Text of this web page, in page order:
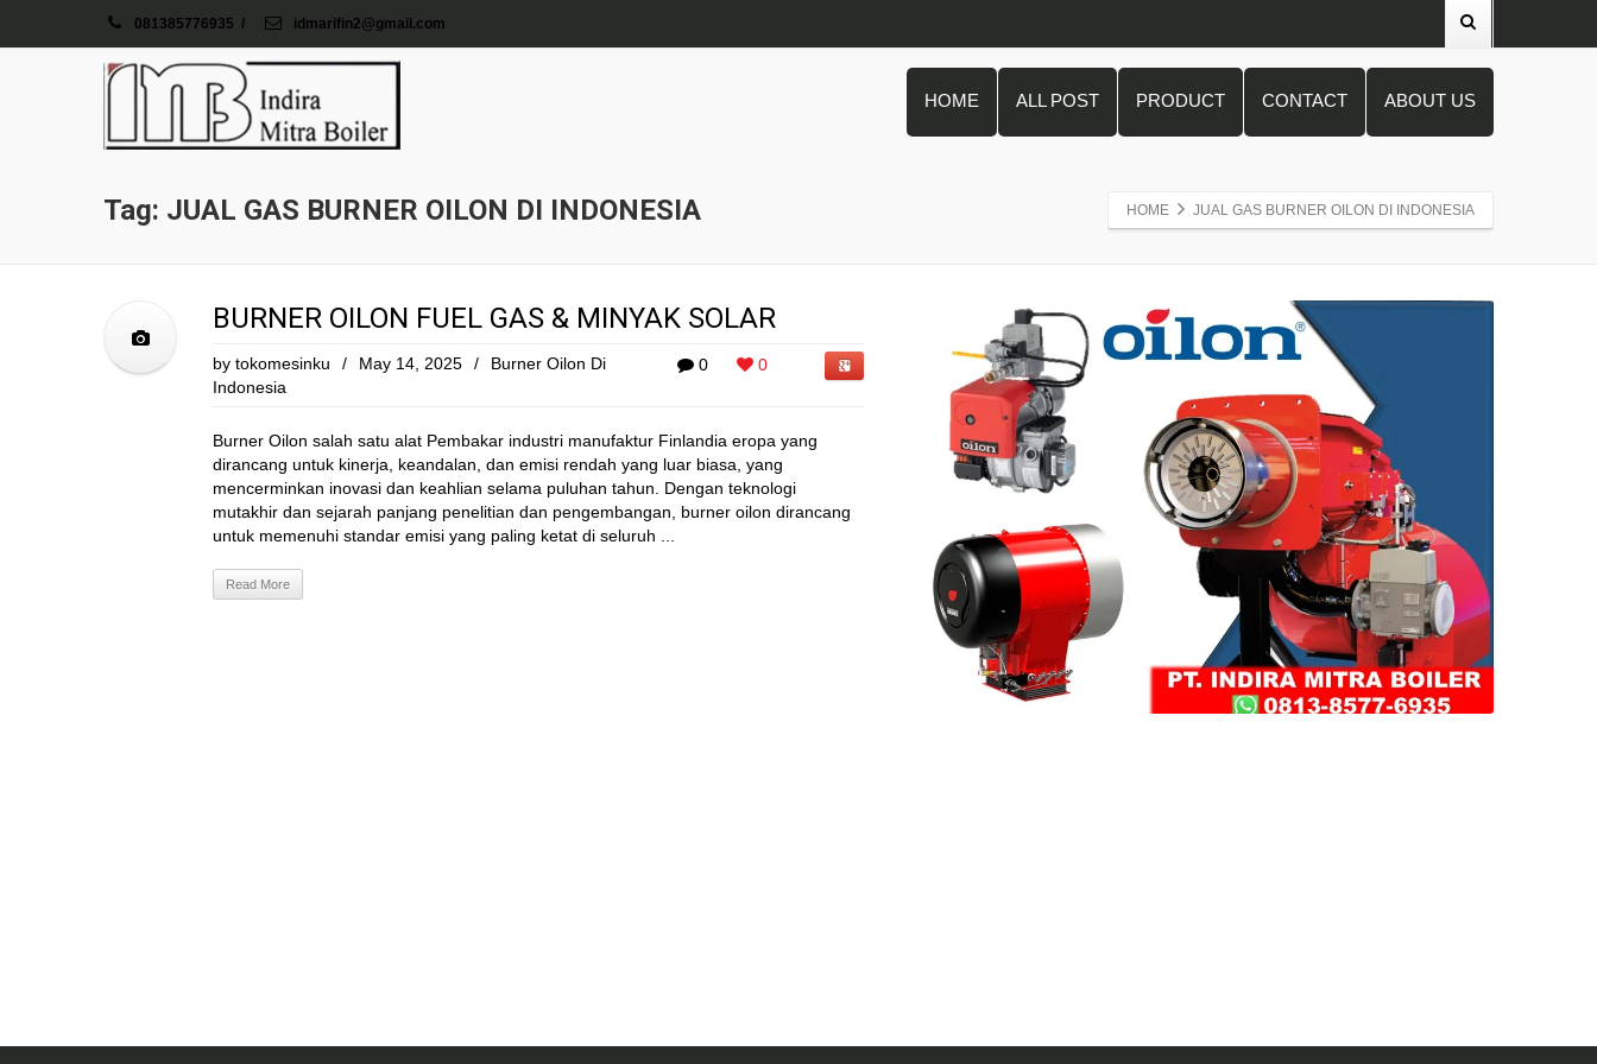
081385776935 / idmarifin2@gmail.com
HOME ALL POST PRODUCT CONTACT ABOUT US
Tag: JUAL GAS BURNER OILON DI INDONESIA HOME JUAL GAS BURNER OILON DI INDONESIA
BURNER OILON FUEL GAS & MINYAK SOLAR
0 0
by tokomesinku / May 14, 2025 /
Burner Oilon Di
Indonesia
Burner Oilon salah satu alat Pembakar industri manufaktur Finlandia eropa yang
dirancang untuk kinerja, keandalan, dan emisi rendah yang luar biasa, yang
mencerminkan inovasi dan keahlian selama puluhan tahun. Dengan teknologi
mutakhir dan sejarah panjang penelitian dan pengembangan, burner oilon dirancang
untuk memenuhi standar emisi yang paling ketat di seluruh ...
Read More